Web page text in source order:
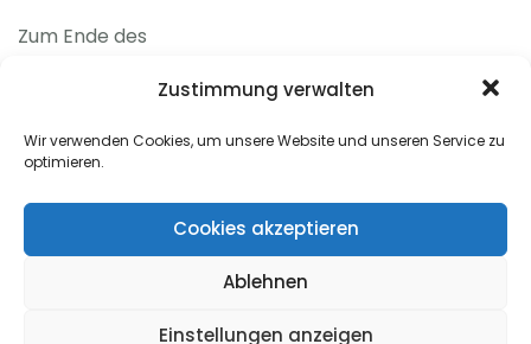
Zustimmung verwalten
Wir verwenden Cookies, um unsere Website und unseren Service zu
optimieren.
Cookies akzeptieren
Ablehnen
Einstellungen anzeigen
Zum Ende des
Gastgeber dieses gelungenen Abends noch „Ave
verum, das „Vater unser“ und ein
Spiritual „Amen“ als Ausklang.
wurde der Abend durch ein gemeinsam gesungenes
Lied „ Segne du Maria“. So